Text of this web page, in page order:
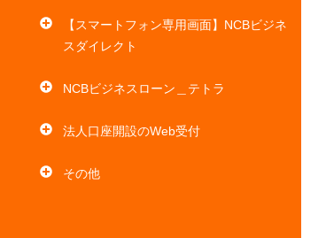
【スマートフォン専用画面】NCBビジネ
スダイレクト
NCBビジネスローン＿テトラ
法人口座開設のWeb受付
その他